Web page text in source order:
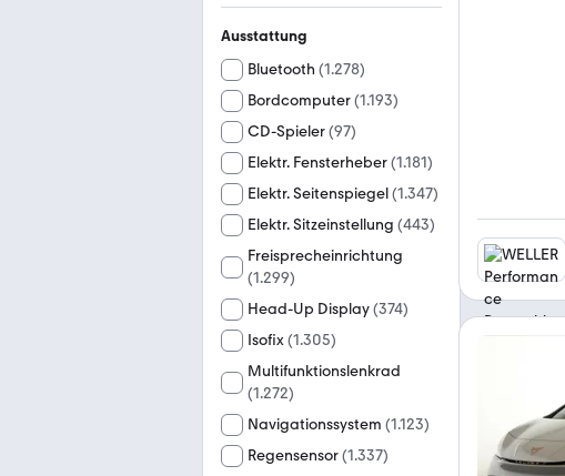
Ausstattung
Bluetooth (1.278)
Bordcomputer(1.193)
CD-Spieler(97)
Elektr. Fensterheber(1.181)
Elektr. Seitenspiegel(1.347)
Elektr. Sitzeinstellung (443)
Freisprecheinrichtung
(1.299)
Head-Up Display(374)
Isofix(1.305)
Multifunktionslenkrad
(1.272)
Navigationssystem (1.123)
Regensensor(1.337)